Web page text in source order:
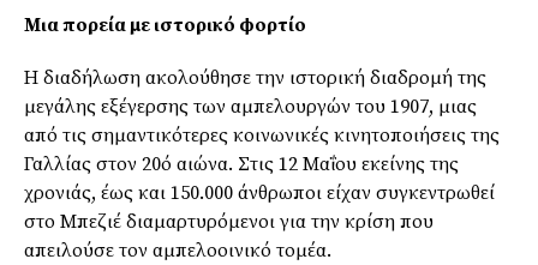
Μια πορεία με ιστορικό φορτίο
Η διαδήλωση ακολούθησε την ιστορική διαδρομή της
μεγάλης εξέγερσης των αμπελουργών του 1907, μιας
από τις σημαντικότερες κοινωνικές κινητοποιήσεις της
Γαλλίας στον 20ό αιώνα. Στις 12 Μαΐου εκείνης της
χρονιάς, έως και 150.000 άνθρωποι είχαν συγκεντρωθεί
στο Μπεζιέ διαμαρτυρόμενοι για την κρίση που
απειλούσε τον αμπελοοινικό τομέα.